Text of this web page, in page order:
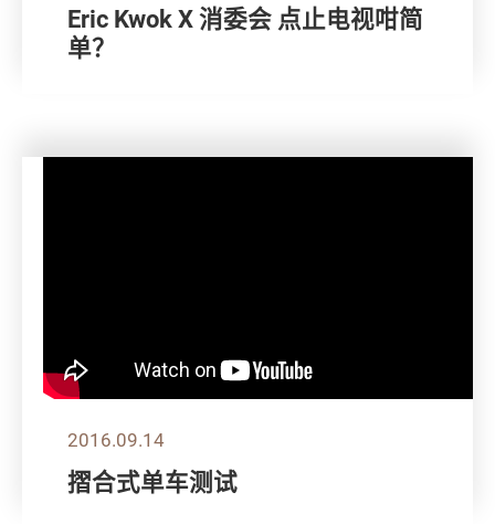
Eric Kwok X 消委会 点止电视咁简
单？
2016.09.14
摺合式单车测试